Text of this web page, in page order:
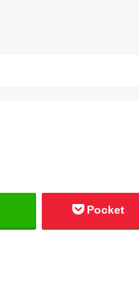
Pocket